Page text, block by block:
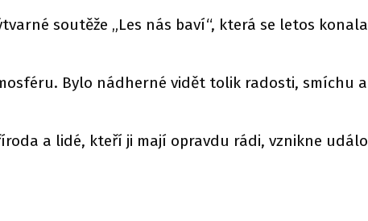
soutěže „Les nás baví“, která se letos
Bylo nádherné vidět tolik radosti, smíchu
a lidé, kteří ji mají opravdu rádi, vznikne